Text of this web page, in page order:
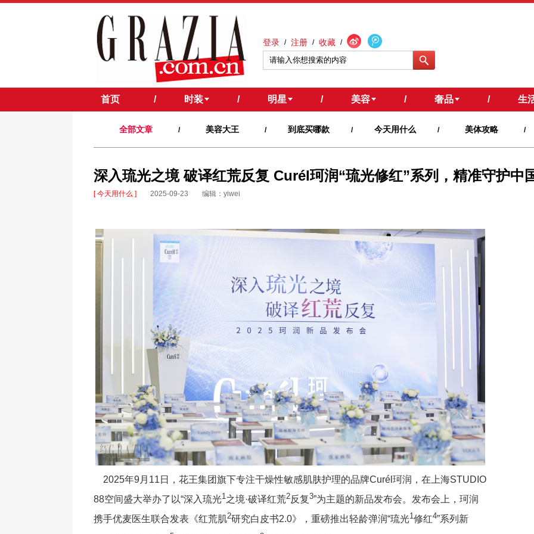
登录 / 注册 / 收藏 /
首页 / 时装 / 明星 / 美容 / 奢品 / 生
全部文章 / 美容大王 / 到底买哪款 / 今天用什么 / 美体攻略 /
深入琉光之境 破译红荒反复 Curél珂润“琉光修红”系列，精准守护中
[ 今天用什么 ] 2025-09-23 编辑：yiwei
2025年9月11日，花王集团旗下专注干燥性敏感肌肤护理的品牌Curél珂润，在上海STUDIO
88空间盛大举办了以“深入琉光1 之境·破译红荒2反复3”为主题的新品发布会。发布会上，珂润
携手优麦医生联合发表《红荒肌2研究白皮书2.0》，重磅推出轻龄弹润“琉光1修红4”系列新